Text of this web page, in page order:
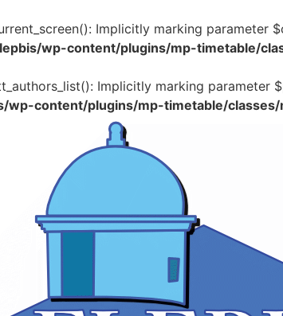
Implicitly marking
wp-content/plugins/mp-timetable/
Implicitly marking
content/plugins/mp-timetable/